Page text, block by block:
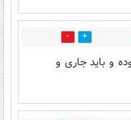
0
و باید جاری و